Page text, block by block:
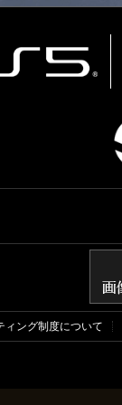
ィング制度について